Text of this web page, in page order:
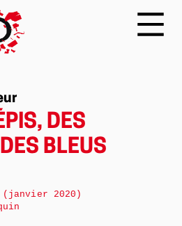
DES
BLEUS
2020)